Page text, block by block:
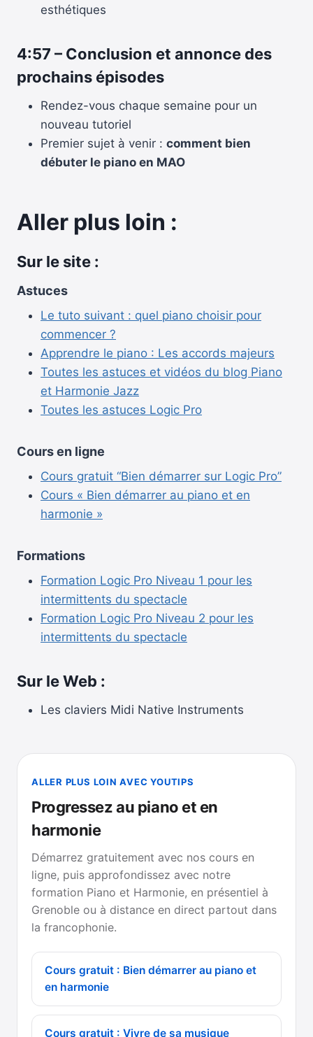
esthétiques
4:57 – Conclusion et annonce des
prochains épisodes
Rendez-vous chaque semaine pour un
nouveau tutoriel
Premier sujet à venir : comment bien
débuter le piano en MAO
Aller plus loin :
Sur le site :
Astuces
Le tuto suivant : quel piano choisir pour
commencer ?
Apprendre le piano : Les accords majeurs
Toutes les astuces et vidéos du blog Piano
et Harmonie Jazz
Toutes les astuces Logic Pro
Cours en ligne
Cours gratuit “Bien démarrer sur Logic Pro”
Cours « Bien démarrer au piano et en
harmonie »
Formations
Formation Logic Pro Niveau 1 pour les
intermittents du spectacle
Formation Logic Pro Niveau 2 pour les
intermittents du spectacle
Sur le Web :
Les claviers Midi Native Instruments
ALLER PLUS LOIN AVEC YOUTIPS
Progressez au piano et en
harmonie
Démarrez gratuitement avec nos cours en
ligne, puis approfondissez avec notre
formation Piano et Harmonie, en présentiel à
Grenoble ou à distance en direct partout dans
la francophonie.
Cours gratuit : Bien démarrer au piano et
en harmonie
Cours gratuit : Vivre de sa musique